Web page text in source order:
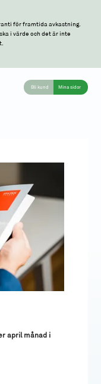
för framtida avkastning.
i värde och det är inte
Bli kund Mina sidor
april månad i